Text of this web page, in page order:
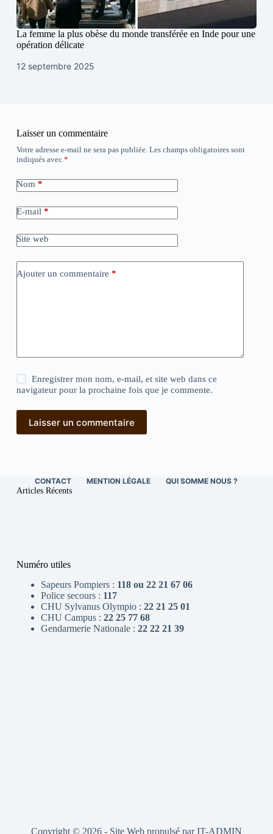
La femme la plus obèse du monde transférée en Inde pour une
opération délicate
12 septembre 2025
Laisser un commentaire
Votre adresse e-mail ne sera pas publiée. Les champs obligatoires sont
indiqués avec *
Nom*
E-mail*
Site web
Ajouter un commentaire *
Enregistrer mon nom, e-mail, et site web dans ce
navigateur pour la prochaine fois que je commente.
Laisser un commentaire
CONTACT MENTION LÉGALE QUI SOMME NOUS ?
Articles Récents
Numéro utiles
Sapeurs Pompiers : 118 ou 22 21 67 06
Police secours : 117
CHU Sylvanus Olympio : 22 21 25 01
CHU Campus : 22 25 77 68
Gendarmerie Nationale : 22 22 21 39
Copyright © 2026 - Site Web propulsé parIT-ADMIN